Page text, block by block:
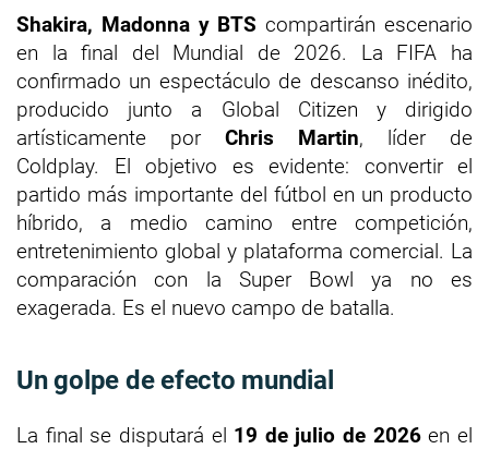
Shakira, Madonna y BTS compartirán escenario
en la final del Mundial de 2026. La FIFA ha
confirmado un espectáculo de descanso inédito,
producido junto a Global Citizen y dirigido
artísticamente por Chris Martin, líder de
Coldplay. El objetivo es evidente: convertir el
partido más importante del fútbol en un producto
híbrido, a medio camino entre competición,
entretenimiento global y plataforma comercial. La
comparación con la Super Bowl ya no es
exagerada. Es el nuevo campo de batalla.
Un golpe de efecto mundial
La final se disputará el 19 de julio de 2026en el